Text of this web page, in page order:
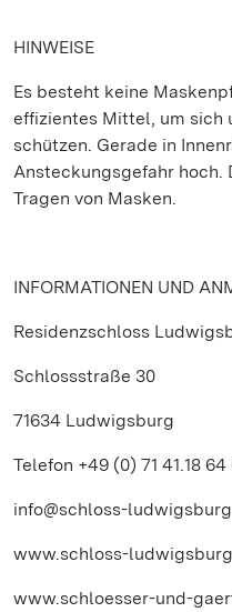
HINWEISE
Es besteht keine
effizientes Mittel, um sich
schützen. Gerade in
Ansteckungsgefahr hoch.
Tragen von Masken.
INFORMATIONEN UND
Residenzschloss
Schlossstraße 30
71634 Ludwigsburg
Telefon +49 (0) 71 41.18 64
info@schloss-
www.schloss-
www.schloesser-und-